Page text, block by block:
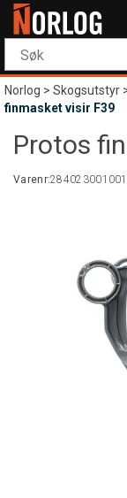
Norlog>Skogsutstyr
finmasket visir F39
Protos
Varenr:284023001001